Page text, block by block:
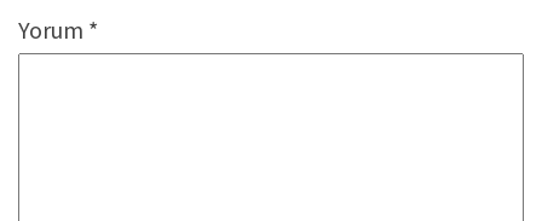
Yorum *